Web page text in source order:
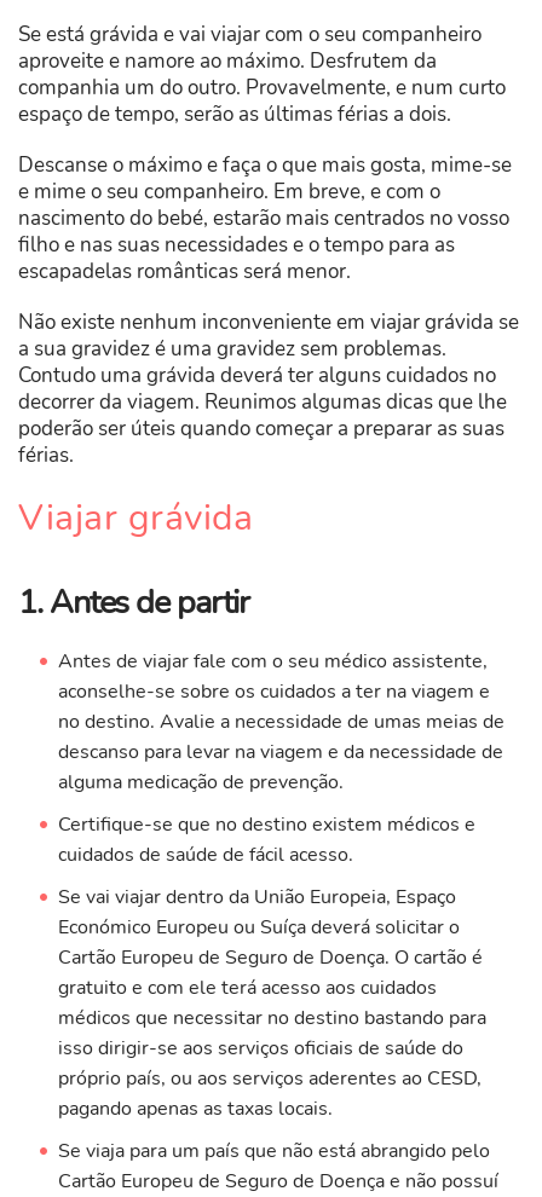
Se está grávida e vai viajar com o seu companheiro
aproveite e namore ao máximo. Desfrutem da
companhia um do outro. Provavelmente, e num curto
espaço de tempo, serão as últimas férias a dois.
Descanse o máximo e faça o que mais gosta, mime-se
e mime o seu companheiro. Em breve, e com o
nascimento do bebé, estarão mais centrados no vosso
filho e nas suas necessidades e o tempo para as
escapadelas românticas será menor.
Não existe nenhum inconveniente em viajar grávida se
a sua gravidez é uma gravidez sem problemas.
Contudo uma grávida deverá ter alguns cuidados no
decorrer da viagem. Reunimos algumas dicas que lhe
poderão ser úteis quando começar a preparar as suas
férias.
Viajar grávida
1. Antes de partir
Antes de viajar fale com o seu médico assistente,
aconselhe-se sobre os cuidados a ter na viagem e
no destino. Avalie a necessidade de umas meias de
descanso para levar na viagem e da necessidade de
alguma medicação de prevenção.
Certifique-se que no destino existem médicos e
cuidados de saúde de fácil acesso.
Se vai viajar dentro da União Europeia, Espaço
Económico Europeu ou Suíça deverá solicitar o
Cartão Europeu de Seguro de Doença. O cartão é
gratuito e com ele terá acesso aos cuidados
médicos que necessitar no destino bastando para
isso dirigir-se aos serviços oficiais de saúde do
próprio país, ou aos serviços aderentes ao CESD,
pagando apenas as taxas locais.
Se viaja para um país que não está abrangido pelo
Cartão Europeu de Seguro de Doença e não possuí